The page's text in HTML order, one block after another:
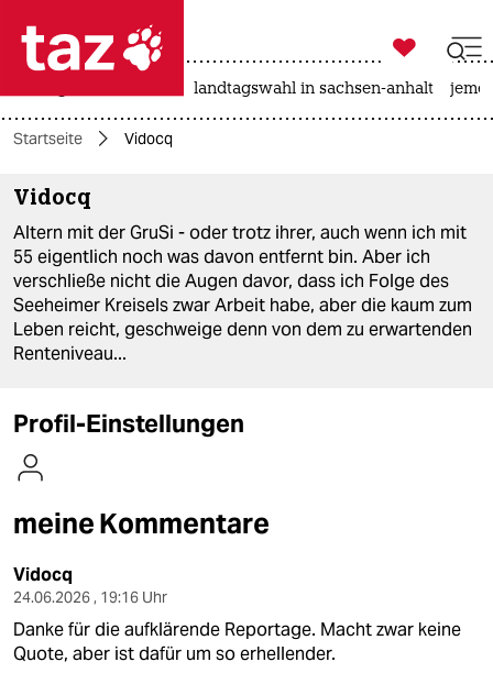
 taz zahl ich
themen
politik
öko
gesellschaft
sport
nord
wahrheit
verlag

taz zahl ich
landtagswahl in sachsen-anhalt
Startseite Vidocq
Vidocq
Altern mit der GruSi - oder trotz ihrer, auch wenn ich mit
55 eigentlich noch was davon entfernt bin. Aber ich
verschließe nicht die Augen davor, dass ich Folge des
Seeheimer Kreisels zwar Arbeit habe, aber die kaum zum
Leben reicht, geschweige denn von dem zu erwartenden
Renteniveau...
Profil-Einstellungen
meine Kommentare
Vidocq
24.06.2026 , 19:16 Uhr
Danke für die aufklärende Reportage. Macht zwar keine
Quote, aber ist dafür um so erhellender.